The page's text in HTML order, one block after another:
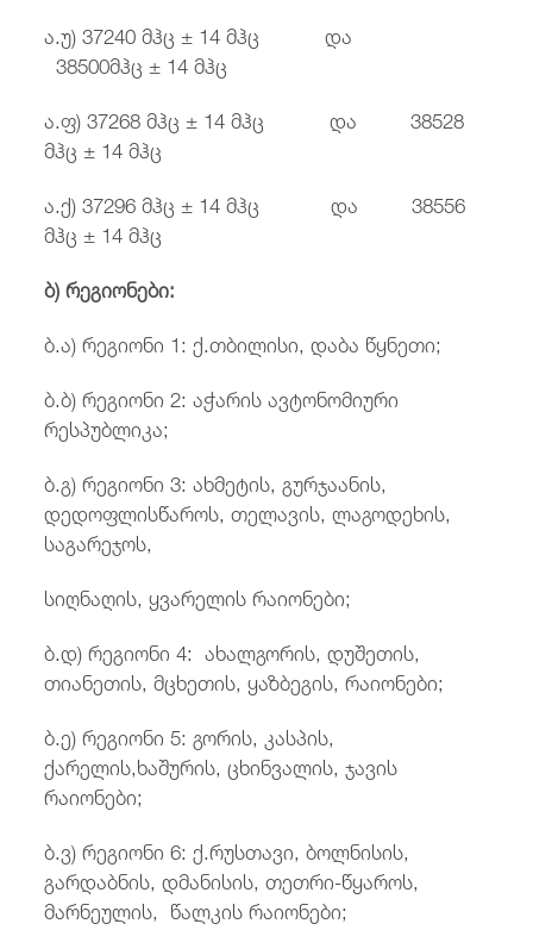
ა.უ) 37240 მჰც ± 14 მჰც და
38500მჰც ± 14 მჰც
ა.ფ) 37268 მჰც ± 14 მჰც და 38528
მჰც ± 14 მჰც
ა.ქ) 37296 მჰც ± 14 მჰც და 38556
მჰც ± 14 მჰც
ბ) რეგიონები:
ბ.ა) რეგიონი 1: ქ.თბილისი, დაბა წყნეთი;
ბ.ბ) რეგიონი 2: აჭარის ავტონომიური
რესპუბლიკა;
ბ.გ) რეგიონი 3: ახმეტის, გურჯაანის,
დედოფლისწაროს, თელავის, ლაგოდეხის,
საგარეჯოს,
სიღნაღის, ყვარელის რაიონები;
ბ.დ) რეგიონი 4: ახალგორის, დუშეთის,
თიანეთის, მცხეთის, ყაზბეგის, რაიონები;
ბ.ე) რეგიონი 5: გორის, კასპის,
ქარელის,ხაშურის, ცხინვალის, ჯავის
რაიონები;
ბ.ვ) რეგიონი 6: ქ.რუსთავი, ბოლნისის,
გარდაბნის, დმანისის, თეთრი-წყაროს,
მარნეულის, წალკის რაიონები;